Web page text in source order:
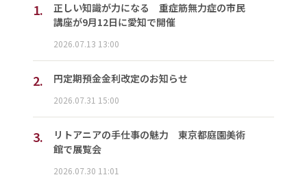
1.
正しい知識が力になる 重症筋無力症の市民
講座が9月12日に愛知で開催
2026.07.13 13:00
2. 円定期預金金利改定のお知らせ
2026.07.31 15:00
3.
リトアニアの手仕事の魅力 東京都庭園美術
館で展覧会
2026.07.30 11:01